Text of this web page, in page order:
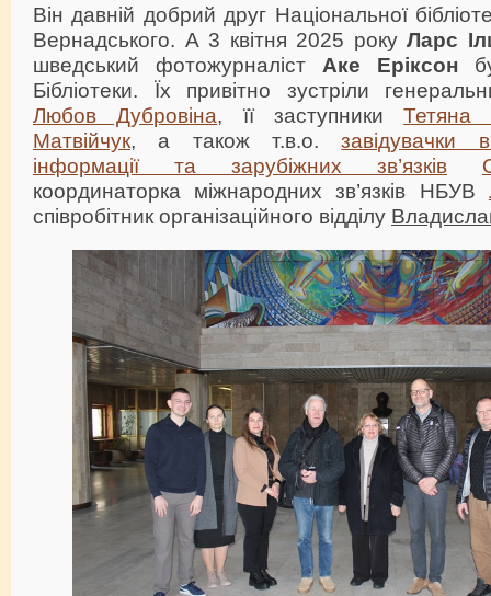
Він давній добрий друг Національної
Вернадського. А 3 квітня 2025 рокуЛарс
шведський фотожурналіст Аке Еріксон
Бібліотеки. Їх привітно зустріли
Любов Дубровіна, її заступникиТетяна
Матвійчук, а також т.в.о.завідувачки
інформації та зарубіжних зв’язків
координаторка міжнародних зв’язків НБУВ
співробітник організаційного відділу